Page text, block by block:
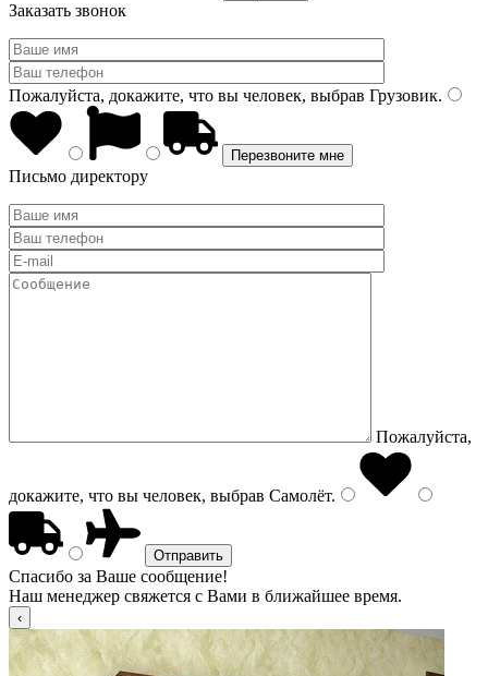
Заказать звонок
Пожалуйста, докажите, что вы человек, выбрав Грузовик.
Письмо директору
Пожалуйста,
докажите, что вы человек, выбрав Самолёт.
Спасибо за Ваше сообщение!
Наш менеджер свяжется с Вами в ближайшее время.